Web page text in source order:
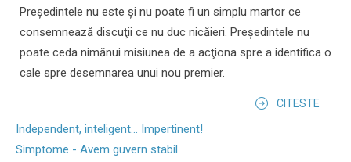
Preşedintele nu este şi nu poate fi un simplu martor ce
consemnează discuţii ce nu duc nicăieri. Preşedintele nu
poate ceda nimănui misiunea de a acţiona spre a identifica o
cale spre desemnarea unui nou premier.
CITESTE
Independent, inteligent... Impertinent!
Simptome - Avem guvern stabil